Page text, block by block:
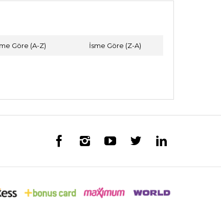
Göre (A-Z) İsme Göre (Z-A)